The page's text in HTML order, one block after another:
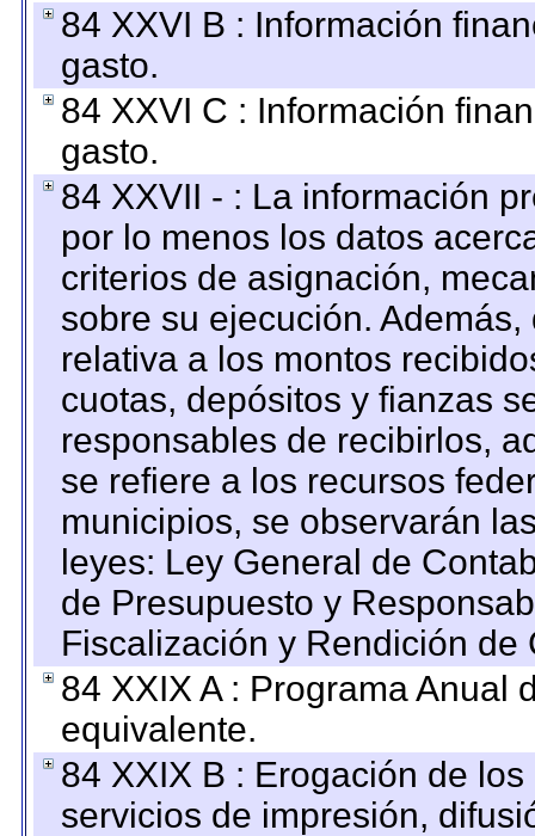
84 XXVI B : Información
gasto.
84 XXVI C : Información
gasto.
84 XXVII - : La información
por lo menos los datos
criterios de asignación,
sobre su ejecución.
relativa a los montos
cuotas, depósitos y fianzas
responsables de recibirlos,
se refiere a los recursos
municipios, se observarán
leyes: Ley General de
de Presupuesto y
Fiscalización y Rendición
84 XXIX A : Programa Anual
equivalente.
84 XXIX B : Erogación de
servicios de impresión,